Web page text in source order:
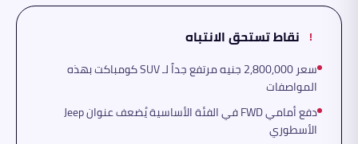
! نقاط تستحق الانتباه
سعر 2,800,000 جنيه مرتفع جداً لـ SUV كومباكت بهذه
المواصفات
دفع أمامي FWD في الفئة الأساسية يُضعف عنوان Jeep
الأسطوري